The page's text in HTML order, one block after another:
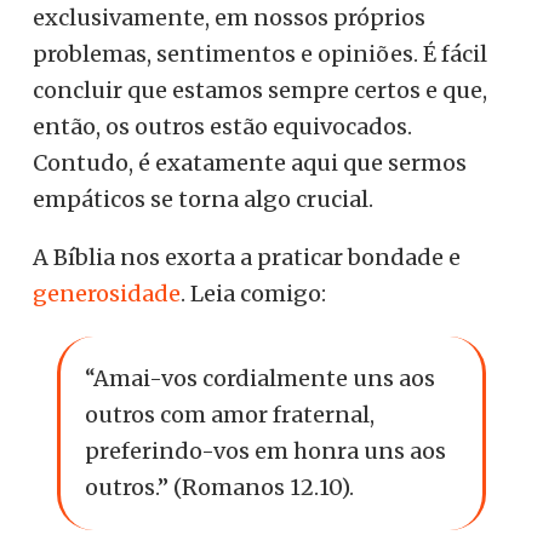
exclusivamente, em nossos próprios
problemas, sentimentos e opiniões. É fácil
concluir que estamos sempre certos e que,
então, os outros estão equivocados.
Contudo, é exatamente aqui que sermos
empáticos se torna algo crucial.
A Bíblia nos exorta a praticar bondade e
generosidade. Leia comigo:
“Amai-vos cordialmente uns aos
outros com amor fraternal,
preferindo-vos em honra uns aos
outros.” (Romanos 12.10).